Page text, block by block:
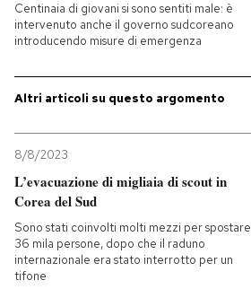
PODCAST
NEWSLETTER
I MIEI PREFERITI
SHOP
CALENDARIO
Centinaia di giovani si sono sentiti male: è
intervenuto anche il governo sudcoreano
introducendo misure di emergenza
Altri articoli su questo argomento
8/8/2023
L’evacuazione di migliaia di scout in
Corea del Sud
Sono stati coinvolti molti mezzi per spostare
36 mila persone, dopo che il raduno
internazionale era stato interrotto per un
tifone